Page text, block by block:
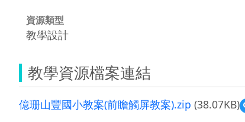
資源類型
教學設計
教學資源檔案連結
億珊山豐國小教案(前瞻觸屏教案).zip (38.07KB)